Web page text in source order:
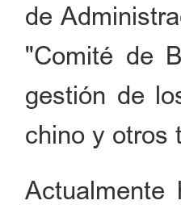
de
"Comité de
gestión de
chino y otros
Actualmente